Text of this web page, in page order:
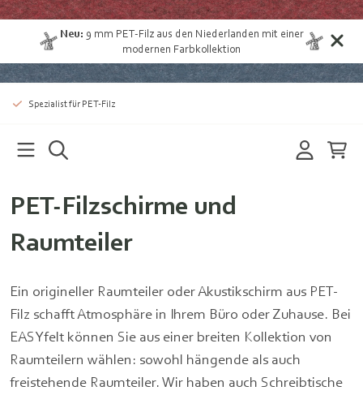
Neu: 9 mm PET-Filz aus den Niederlanden mit einer
modernen Farbkollektion
Spezialist für PET-Filz
PET-Filzschirme und
Raumteiler
Ein origineller Raumteiler oder Akustikschirm aus PET-
Filz schafft Atmosphäre in Ihrem Büro oder Zuhause. Bei
EASYfelt können Sie aus einer breiten Kollektion von
Raumteilern wählen: sowohl hängende als auch
freistehende Raumteiler. Wir haben auch Schreibtische